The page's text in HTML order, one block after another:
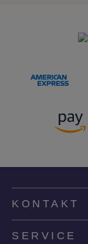
KONTAKT
SERVICE